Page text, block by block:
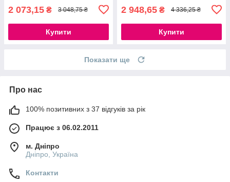
2 073,15 ₴ 3 048,75 ₴
Купити
2 948,65 ₴ 4 336,25 ₴
Купити
Показати ще
Про нас
100% позитивних з 37 відгуків за рік
Працює з 06.02.2011
м. Дніпро
Дніпро, Україна
Контакти